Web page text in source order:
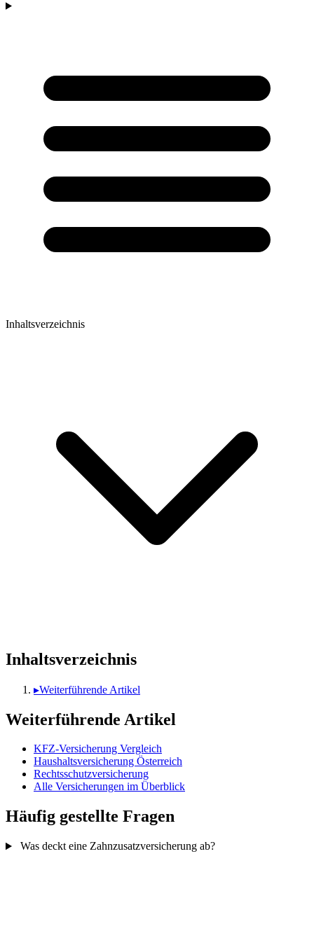
Inhaltsverzeichnis
Inhaltsverzeichnis
▸Weiterführende Artikel
Weiterführende Artikel
KFZ-Versicherung Vergleich
Haushaltsversicherung Österreich
Rechtsschutzversicherung
Alle Versicherungen im Überblick
Häufig gestellte Fragen
Was deckt eine Zahnzusatzversicherung ab?